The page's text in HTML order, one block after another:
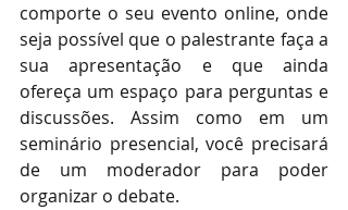
comporte o seu evento online, onde
seja possível que o palestrante faça a
sua apresentação e que ainda
ofereça um espaço para perguntas e
discussões. Assim como em um
seminário presencial, você precisará
de um moderador para poder
organizar o debate.